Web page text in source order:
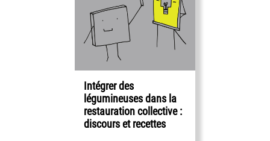
Intégrer des
légumineuses dans la
restauration collective :
discours et recettes